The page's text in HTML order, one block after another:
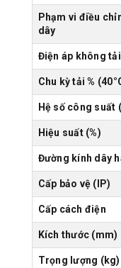
Phạm vi điều
dây
Điện áp không tải
Chu kỳ tải %
Hệ số công suất
Hiệu suất (%)
Đường kính dây
Cấp bảo vệ (IP)
Cấp cách điện
Kích thước (mm)
Trọng lượng (kg)